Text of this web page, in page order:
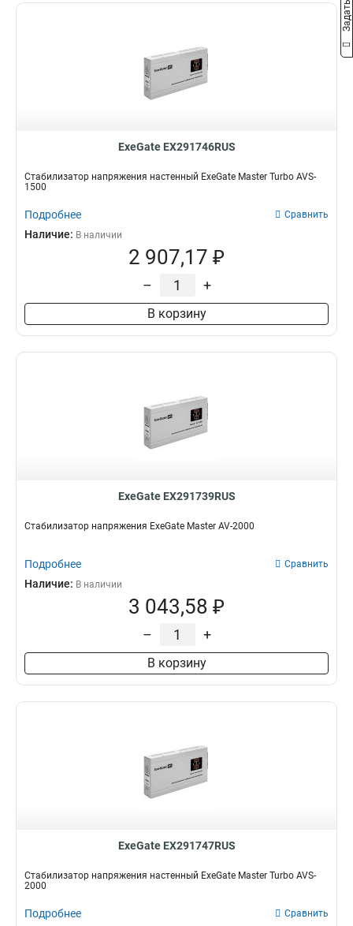
ExeGate EX291746RUS
Стабилизатор напряжения настенный ExeGate Master Turbo AVS-
1500
Подробнее Сравнить
Наличие: В наличии
2 907,17 ₽
– +
В корзину
ExeGate EX291739RUS
Стабилизатор напряжения ExeGate Master AV-2000
Подробнее Сравнить
Наличие: В наличии
3 043,58 ₽
– +
В корзину
ExeGate EX291747RUS
Стабилизатор напряжения настенный ExeGate Master Turbo AVS-
2000
Подробнее Сравнить